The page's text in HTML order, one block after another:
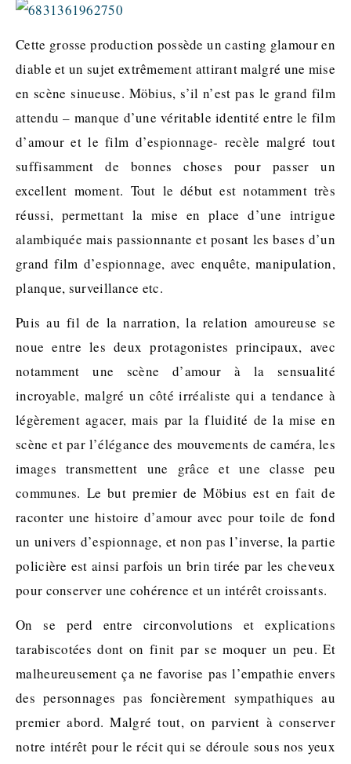
Cette grosse production possède un casting glamour en
diable et un sujet extrêmement attirant malgré une mise
en scène sinueuse. Möbius, s’il n’est pas le grand film
attendu – manque d’une véritable identité entre le film
d’amour et le film d’espionnage- recèle malgré tout
suffisamment de bonnes choses pour passer un
excellent moment. Tout le début est notamment très
réussi, permettant la mise en place d’une intrigue
alambiquée mais passionnante et posant les bases d’un
grand film d’espionnage, avec enquête, manipulation,
planque, surveillance etc.
Puis au fil de la narration, la relation amoureuse se
noue entre les deux protagonistes principaux, avec
notamment une scène d’amour à la sensualité
incroyable, malgré un côté irréaliste qui a tendance à
légèrement agacer, mais par la fluidité de la mise en
scène et par l’élégance des mouvements de caméra, les
images transmettent une grâce et une classe peu
communes. Le but premier de Möbius est en fait de
raconter une histoire d’amour avec pour toile de fond
un univers d’espionnage, et non pas l’inverse, la partie
policière est ainsi parfois un brin tirée par les cheveux
pour conserver une cohérence et un intérêt croissants.
On se perd entre circonvolutions et explications
tarabiscotées dont on finit par se moquer un peu. Et
malheureusement ça ne favorise pas l’empathie envers
des personnages pas foncièrement sympathiques au
premier abord. Malgré tout, on parvient à conserver
notre intérêt pour le récit qui se déroule sous nos yeux